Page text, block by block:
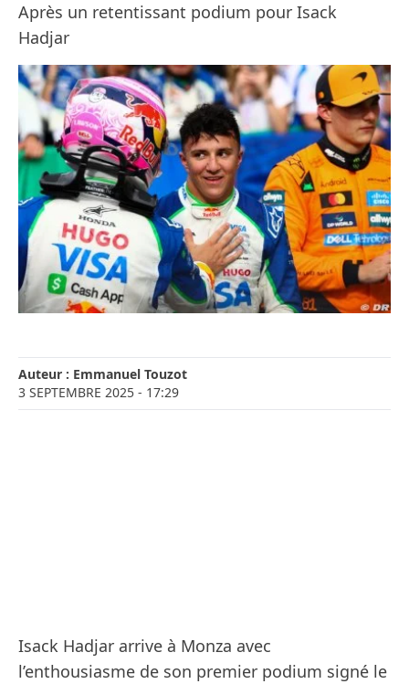
Après un retentissant podium pour Isack
Hadjar
Auteur : Emmanuel Touzot
3 SEPTEMBRE 2025 - 17:29
Isack Hadjar arrive à Monza avec
l’enthousiasme de son premier podium signé le